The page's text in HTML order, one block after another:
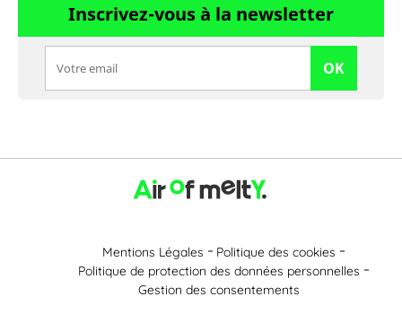
Inscrivez-vous à la newsletter
OK
Mentions Légales
Politique des cookies
Politique de protection des données personnelles
Gestion des consentements